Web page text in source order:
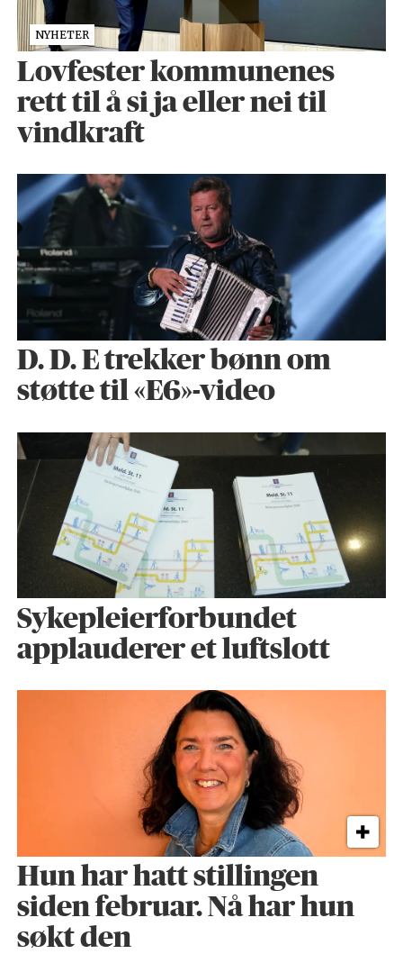
NYHETER
Lovfester kommunenes
rett til å si ja eller nei til
vindkraft
D. D. E trekker bønn om
støtte til «E6»-video
Sykepleier­forbundet
applauderer et luftslott
Hun har hatt stillingen
siden februar. Nå har hun
søkt den